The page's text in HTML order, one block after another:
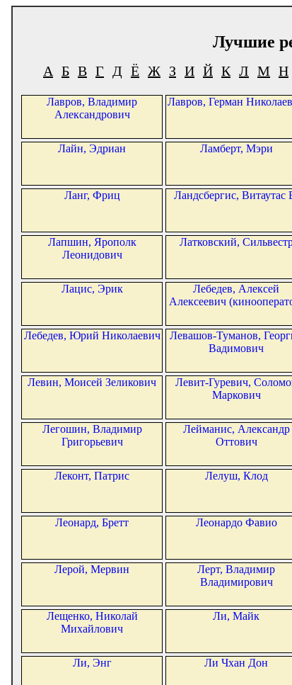
Лучшие
А Б В Г Д Ё Ж З И Й К Л М Н
Лавров, Владимир
Александрович
Лавров, Герман
Лайн, Эдриан Ламберт, Мэри
Ланг, Фриц Ландсбергис, Витаутас
Лапшин, Ярополк
Леонидович
Латковский,
Лацис, Эрик
Лебедев, Алексей
Алексеевич
Лебедев, Юрий Николаевич
Левашов-Туманов,
Вадимович
Левин, Моисей Зеликович
Левит-Гуревич,
Маркович
Легошин, Владимир
Григорьевич
Лейманис, Александр
Оттович
Леконт, Патрис Лелуш, Клод
Леонард, Бретт Леонардо Фавио
Лерой, Мервин
Лерт, Владимир
Владимирович
Лещенко, Николай
Михайлович
Ли, Майк
Ли, Энг Ли Чхан Дон